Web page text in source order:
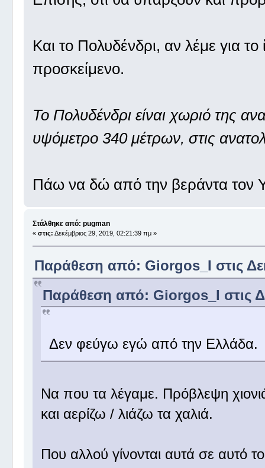
Και το Πολυδένδρι, αν λέμε για το
προσκείμενο.
Το Πολυδένδρι είναι χωριό της
υψόμετρο 340 μέτρων, στις
Πάω να δώ από την βεράντα τον
Στάλθηκε από: pugman
« στις: Δεκέμβριος 29, 2019, 02:21:39 πμ »
Παράθεση από: Giorgos_I στις
Παράθεση από: Giorgos_I στις
Δεν φεύγω εγώ από την Ελλάδα.
Να που τα λέγαμε. Πρόβλεψη
και αερίζω / λιάζω τα χαλιά.
Που αλλού γίνονται αυτά σε αυτό